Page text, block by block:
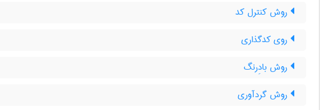
روش کنترل کد
روی کدگذاری
روش بادِرنگ
روش گردآوری